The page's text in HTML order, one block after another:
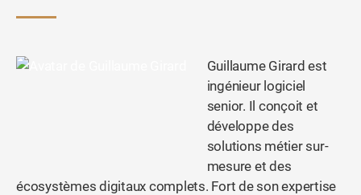
Guillaume Girard est
ingénieur logiciel
senior. Il conçoit et
développe des
solutions métier sur-
mesure et des
écosystèmes digitaux complets. Fort de son expertise